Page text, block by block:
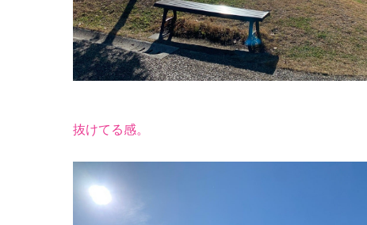
抜けてる感。